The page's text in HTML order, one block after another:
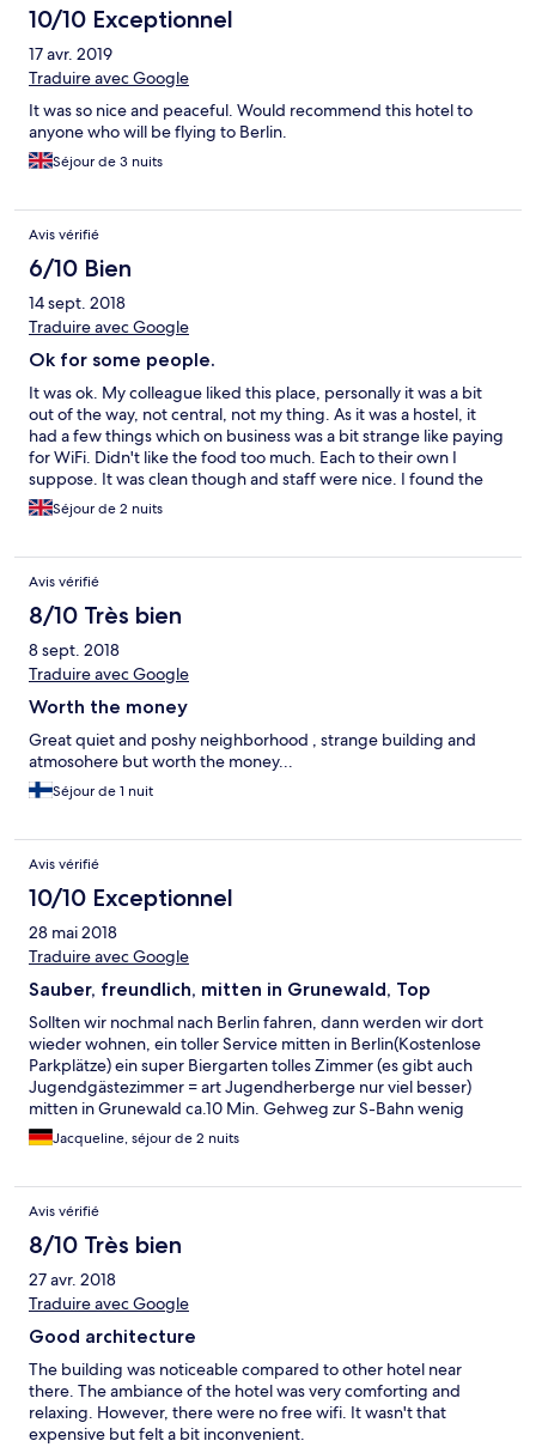
10/10 Exceptionnel
17 avr. 2019
Traduire avec Google
It was so nice and peaceful. Would recommend this hotel to
anyone who will be flying to Berlin.
Séjour de 3 nuits
Avis vérifié
6/10 Bien
14 sept. 2018
Traduire avec Google
Ok for some people.
It was ok. My colleague liked this place, personally it was a bit
out of the way, not central, not my thing. As it was a hostel, it
had a few things which on business was a bit strange like paying
for WiFi. Didn't like the food too much. Each to their own I
suppose. It was clean though and staff were nice. I found the
bed uncomfortable as the pillows were too big, but I have a bad
back. Also curtains were transparent white, pretty useless. Glad
colleague would like it, I just felt it a bit uncomfortable and
would have preferred a different place.
Séjour de 2 nuits
Avis vérifié
8/10 Très bien
8 sept. 2018
Traduire avec Google
Worth the money
Great quiet and poshy neighborhood , strange building and
atmosohere but worth the money...
Séjour de 1 nuit
Avis vérifié
10/10 Exceptionnel
28 mai 2018
Traduire avec Google
Sauber, freundlich, mitten in Grunewald, Top
Sollten wir nochmal nach Berlin fahren, dann werden wir dort
wieder wohnen, ein toller Service mitten in Berlin(Kostenlose
Parkplätze) ein super Biergarten tolles Zimmer (es gibt auch
Jugendgästezimmer = art Jugendherberge nur viel besser)
mitten in Grunewald ca.10 Min. Gehweg zur S-Bahn wenig
Verkehr (ideal für Familien mit Kindern, da das Grundstück sehr
weitläufig und eingezäunt ist) wir hatten unsere Fahrräder mit,
eine Fahrrad freundliche Stadt , nur 3 Km zur Messe und 8km
zum Wannsee. Ca.5km vom Kuhdamm entfernt ,dann ist man
mitten in Berlin. Da es ein altes Villenviertel ist, ist es sehr geflegt
und sauber. Die Anwohner sind sehr hilfsbereit und die
Angestellten waren sehr bemüht gewesen uns Strecken und
Restaurants zu empfehlen. Das Frühstück war für Berliner
Kirche ,ist aber kein muß.
Jacqueline, séjour de 2 nuits
Avis vérifié
8/10 Très bien
27 avr. 2018
Traduire avec Google
Good architecture
The building was noticeable compared to other hotel near
there. The ambiance of the hotel was very comforting and
relaxing. However, there were no free wifi. It wasn't that
expensive but felt a bit inconvenient.